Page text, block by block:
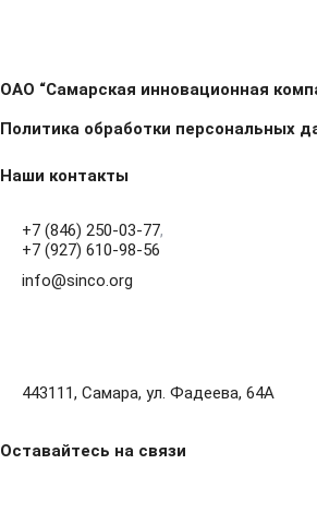
ОАО “Самарская инновационная
Политика обработки персональных
Наши контакты
+7 (846) 250-03-77,
+7 (927) 610-98-56
info@sinco.org
443111, Самара, ул. Фадеева, 64А
Оставайтесь на связи